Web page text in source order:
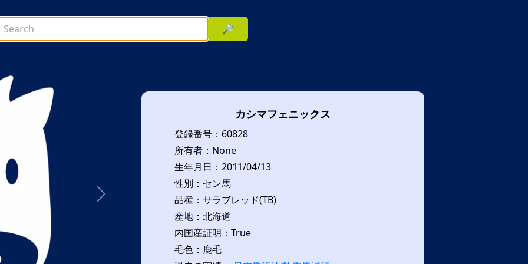
🔎
次へ
カシマフェニックス
登録番号：60828
所有者：None
生年月日：2011/04/13
性別：セン馬
品種：サラブレッド(TB)
産地：北海道
内国産証明：True
毛色：鹿毛